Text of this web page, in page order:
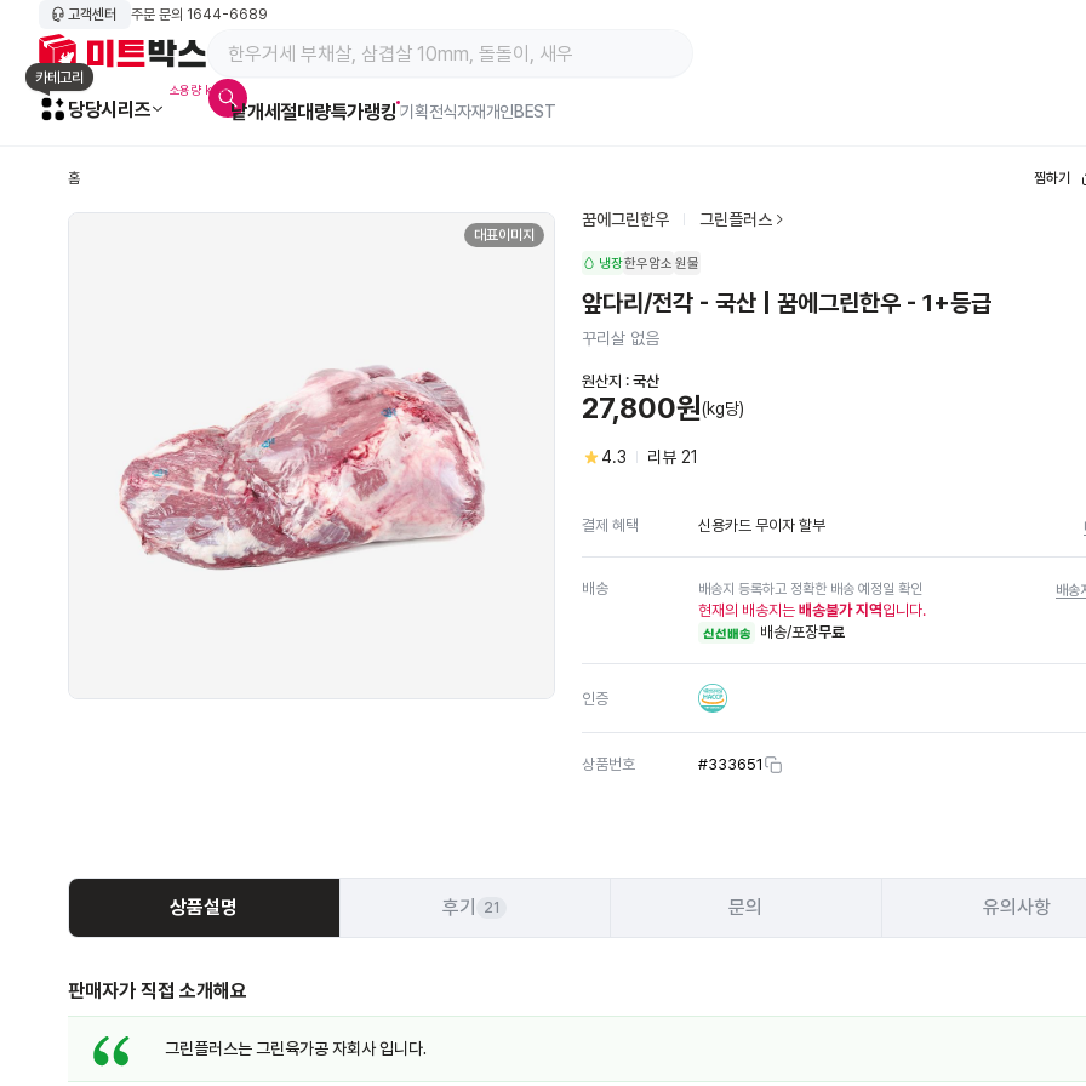
고객센터 주문 문의 1644-6689
메인 페이지 바로가기
카테고리
당당시리즈
소용량 kg육
낱개세절대량특가랭킹알람아이콘
기획전식자재개인BEST
홈 찜하기
대표이미지
꿈에그린한우 그린플러스
냉장한우암소 원물
앞다리/전각 - 국산 | 꿈에그린한우 - 1+등급
꾸리살 없음
원산지 : 국산
27,800원(kg당)
4.3 리뷰 21
결제 혜택 신용카드 무이자 할부
배송 배송지 등록하고 정확한 배송 예정일 확인 배송
현재의 배송지는 배송불가 지역입니다.
신선배송 배송/포장무료
인증
상품번호 #333651
상품설명 후기 21 문의 유의사항
판매자가 직접 소개해요
그린플러스는 그린육가공 자회사 입니다.